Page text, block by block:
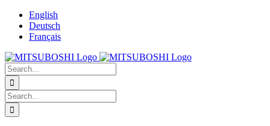
Skip
content
English
Deutsch
Français
Search
for:
Search
for: